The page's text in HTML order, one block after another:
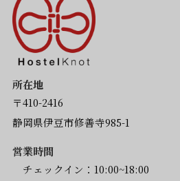
所在地
〒410-2416
静岡県伊豆市修善寺985-1
営業時間
チェックイン：10:00~18:00